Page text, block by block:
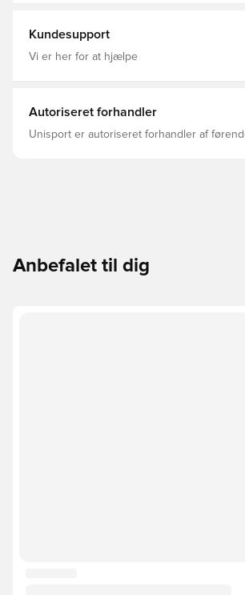
Kundesupport
Vi er her for at hjælpe
Autoriseret forhandler
Unisport er autoriseret forhandler af
Anbefalet til dig